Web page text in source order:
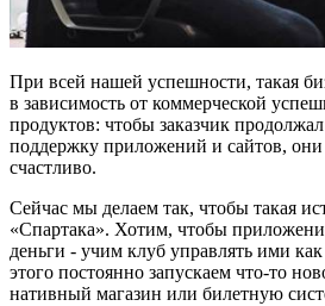
При всей нашей успешности, такая
в зависимость от коммерческой
продуктов: чтобы заказчик
поддержку приложений и сайтов,
счастливо.
Сейчас мы делаем так, чтобы такая
«Спартака». Хотим, чтобы
деньги - учим клуб управлять ими
этого постоянно запускаем что-то
нативный магазин или билетную